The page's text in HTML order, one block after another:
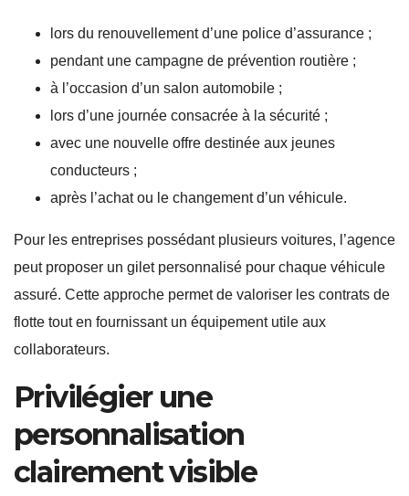
lors du renouvellement d’une police d’assurance ;
pendant une campagne de prévention routière ;
à l’occasion d’un salon automobile ;
lors d’une journée consacrée à la sécurité ;
avec une nouvelle offre destinée aux jeunes
conducteurs ;
après l’achat ou le changement d’un véhicule.
Pour les entreprises possédant plusieurs voitures, l’agence
peut proposer un gilet personnalisé pour chaque véhicule
assuré. Cette approche permet de valoriser les contrats de
flotte tout en fournissant un équipement utile aux
collaborateurs.
Privilégier une
personnalisation
clairement visible